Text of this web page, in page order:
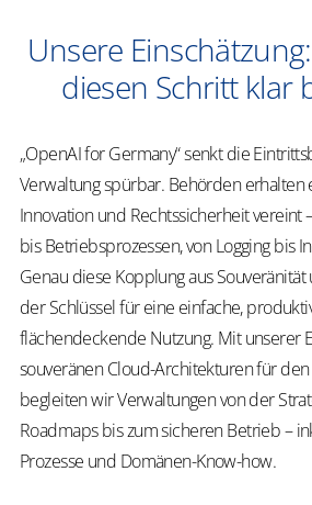
Unsere
diesen Schritt klar
„OpenAI for Germany“ senkt die
Verwaltung spürbar. Behörden erhalten
Innovation und Rechtssicherheit vereint
bis Betriebsprozessen, von Logging bis
Genau diese Kopplung aus
der Schlüssel für eine einfache,
flächendeckende Nutzung. Mit unserer
souveränen Cloud-Architekturen für
begleiten wir Verwaltungen von der
Roadmaps bis zum sicheren Betrieb –
Prozesse und Domänen-Know-how.